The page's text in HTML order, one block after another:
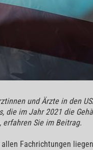
und Ärzte in den
die im Jahr 2021 die
Sie im Beitrag.
Fachrichtungen